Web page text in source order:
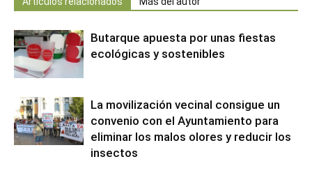
Butarque apuesta por unas fiestas
ecológicas y sostenibles
La movilización vecinal consigue un
convenio con el Ayuntamiento para
eliminar los malos olores y reducir los
insectos